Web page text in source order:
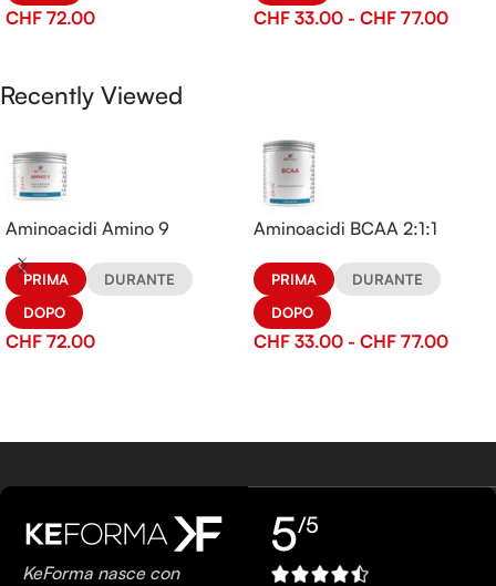
CHF 72.00 CHF 33.00 - CHF 77.00
Recently Viewed
Aminoacidi Amino 9
PRIMA
DURANTE
DOPO
CHF 72.00
Aminoacidi BCAA 2:1:1
PRIMA
DURANTE
DOPO
CHF 33.00 - CHF 77.00
KeForma nasce con
5/5